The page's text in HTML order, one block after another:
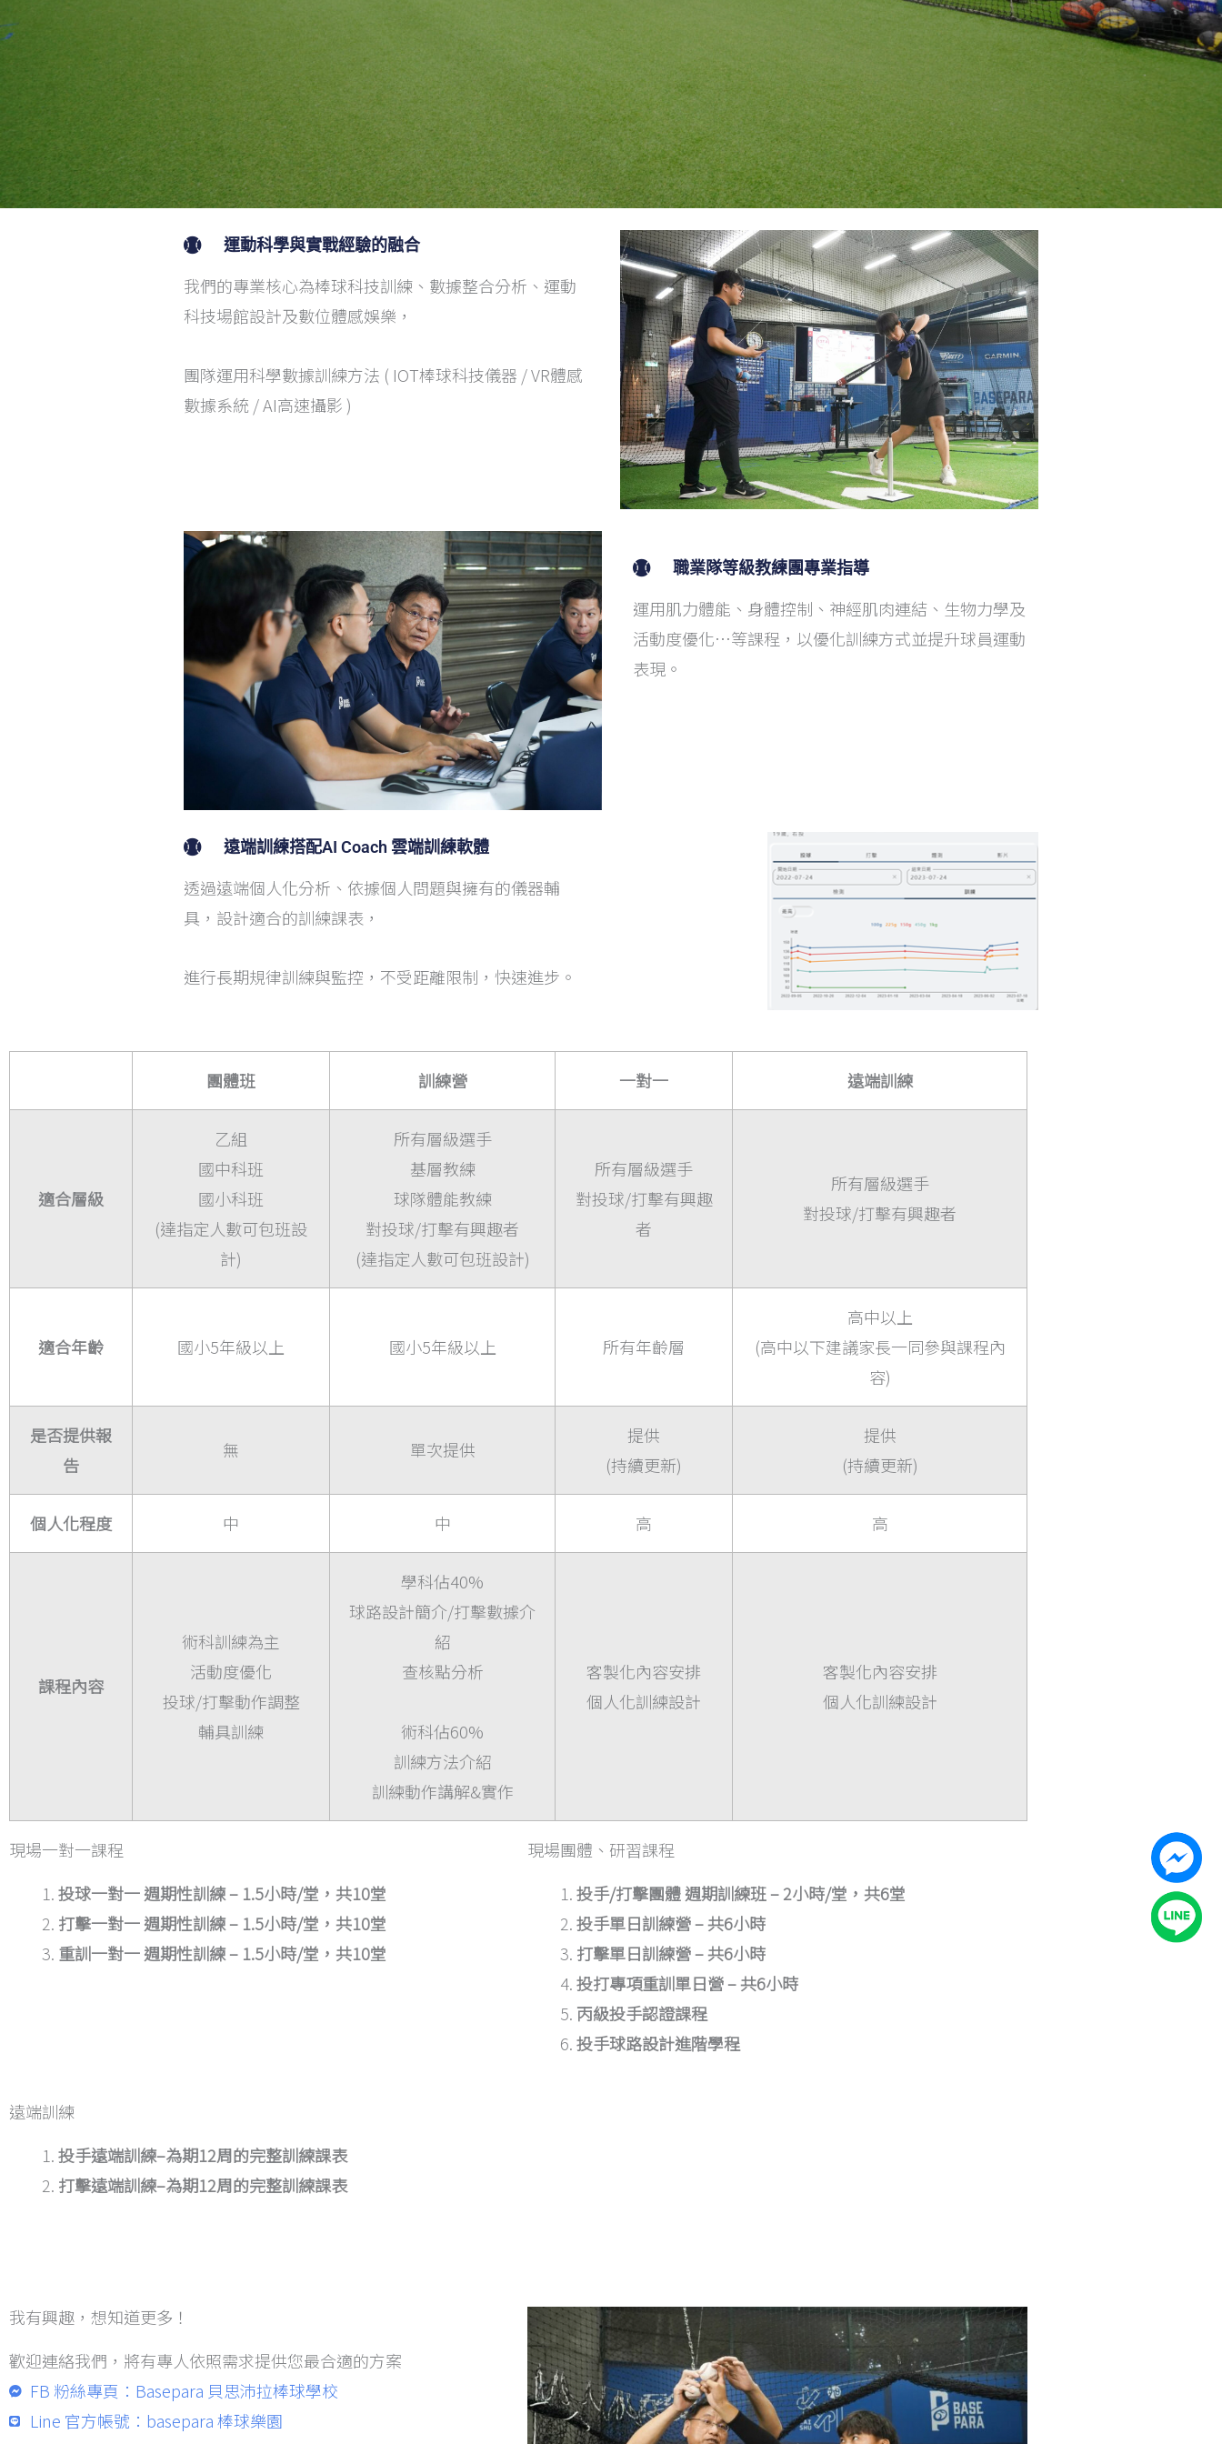
運動科學與實戰經驗的融合
我們的專業核心為棒球科技訓練、數據整合分析、運動
科技場館設計及數位體感娛樂，
團隊運用科學數據訓練方法 ( IOT棒球科技儀器 / VR體感
數據系統 / AI高速攝影 )
職業隊等級教練團專業指導
運用肌力體能、身體控制、神經肌肉連結、生物力學及
活動度優化…等課程，以優化訓練方式並提升球員運動
表現。
遠端訓練搭配AI Coach 雲端訓練軟體
透過遠端個人化分析、依據個人問題與擁有的儀器輔
具，設計適合的訓練課表，
進行長期規律訓練與監控，不受距離限制，快速進步。
團體班 訓練營 一對一 遠端訓練
適合層級
乙組
國中科班
國小科班
(達指定人數可包班設
計)
所有層級選手
基層教練
球隊體能教練
對投球/打擊有興趣者
(達指定人數可包班設計)
所有層級選手
對投球/打擊有興趣
者
所有層級選手
對投球/打擊有興趣者
適合年齡 國小5年級以上 國小5年級以上 所有年齡層
高中以上
(高中以下建議家長一同參與課程內
容)
是否提供報
告
無 單次提供
提供
(持續更新)
提供
(持續更新)
個人化程度 中 中 高 高
課程內容
術科訓練為主
活動度優化
投球/打擊動作調整
輔具訓練
學科佔40%
球路設計簡介/打擊數據介
紹
查核點分析
術科佔60%
訓練方法介紹
訓練動作講解&實作
客製化內容安排
個人化訓練設計
客製化內容安排
個人化訓練設計
現場一對一課程
投球一對一 週期性訓練 – 1.5小時/堂，共10堂
打擊一對一 週期性訓練 – 1.5小時/堂，共10堂
重訓一對一 週期性訓練 – 1.5小時/堂，共10堂
現場團體、研習課程
投手/打擊團體 週期訓練班 – 2小時/堂，共6堂
投手單日訓練營 – 共6小時
打擊單日訓練營 – 共6小時
投打專項重訓單日營 – 共6小時
丙級投手認證課程
投手球路設計進階學程
遠端訓練
投手遠端訓練–為期12周的完整訓練課表
打擊遠端訓練–為期12周的完整訓練課表
我有興趣，想知道更多！
歡迎連絡我們，將有專人依照需求提供您最合適的方案
FB 粉絲專頁：Basepara 貝思沛拉棒球學校
Line 官方帳號：basepara 棒球樂園